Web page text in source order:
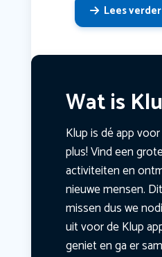
Lees
Wat is
Klup is dé app
plus! Vind een
activiteiten en
nieuwe mensen.
missen dus we
uit voor de Klup
geniet en ga er